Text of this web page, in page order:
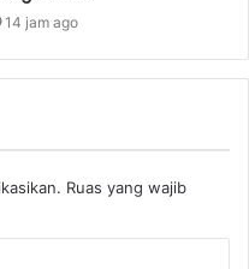
14 jam ago
Ruas yang wajib